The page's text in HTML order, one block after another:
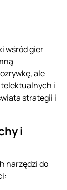
wśród gier
ale
i
strategii i
i
narzędzi do